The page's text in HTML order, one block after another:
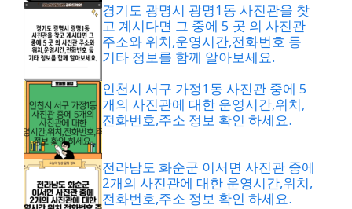
경기도 광명시 광명1동 사진관을 찾
고 계시다면 그 중에 5 곳 의 사진관
주소와 위치,운영시간,전화번호 등
기타 정보를 함께 알아보세요.
인천시 서구 가정1동 사진관 중에 5
개의 사진관에 대한 운영시간,위치,
전화번호,주소 정보 확인 하세요.
전라남도 화순군 이서면 사진관 중에
2개의 사진관에 대한 운영시간,위치,
전화번호,주소 정보 확인 하세요.